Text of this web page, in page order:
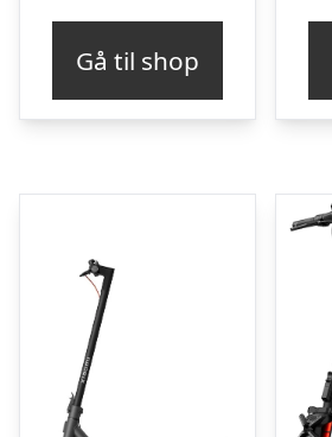
Gå til shop